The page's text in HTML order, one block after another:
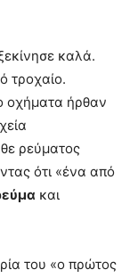
καλά.
τροχαίο.
οχήματα ήρθαν
ρεύματος
ότι «ένα από
και
του «ο πρώτος